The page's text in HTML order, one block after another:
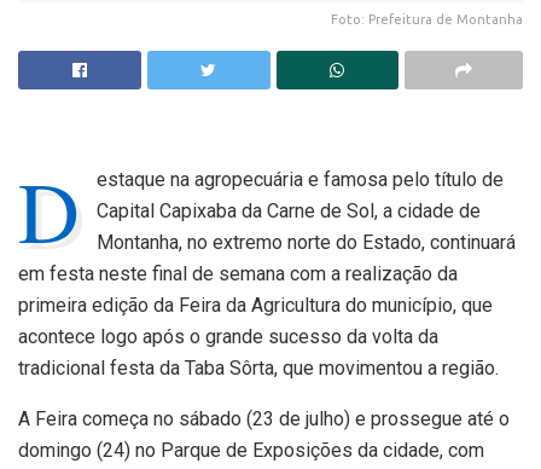
Foto: Prefeitura de Montanha
D
estaque na agropecuária e famosa pelo título de
Capital Capixaba da Carne de Sol, a cidade de
Montanha, no extremo norte do Estado, continuará
em festa neste final de semana com a realização da
primeira edição da Feira da Agricultura do município, que
acontece logo após o grande sucesso da volta da
tradicional festa da Taba Sôrta, que movimentou a região.
A Feira começa no sábado (23 de julho) e prossegue até o
domingo (24) no Parque de Exposições da cidade, com